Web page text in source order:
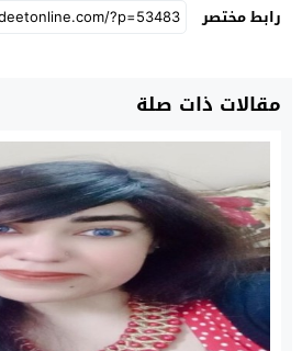
رابط مختصر
مقالات ذات صلة